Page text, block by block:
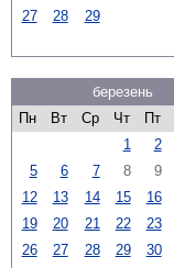
27
28 29
березень
Пн
Вт Ср Чт Пт
1
2
5
6 7 8 9
12
13 14 15 16
19
20 21 22 23
26
27 28 29 30